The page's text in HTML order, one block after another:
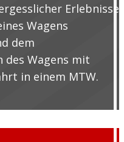
Erlebnisse
Wagens
dem
des Wagens mit
in einem MTW.